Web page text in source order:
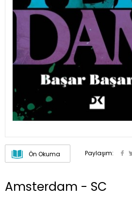
Ön Okuma Paylaşım:
Amsterdam - SC